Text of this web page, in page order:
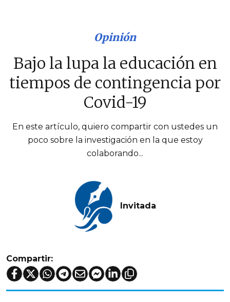
Opinión
Bajo la lupa la educación en
tiempos de contingencia por
Covid-19
En este artículo, quiero compartir con ustedes un
poco sobre la investigación en la que estoy
colaborando...
Invitada
Compartir: